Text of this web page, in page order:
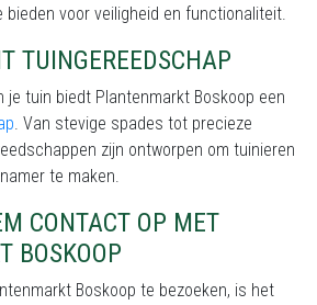
voor veiligheid en functionaliteit.
TUINGEREEDSCHAP
je tuin biedt Plantenmarkt Boskoop een
. Van stevige spades tot precieze
zijn ontworpen om tuinieren
te maken.
CONTACT OP MET
BOSKOOP
Boskoop te bezoeken, is het